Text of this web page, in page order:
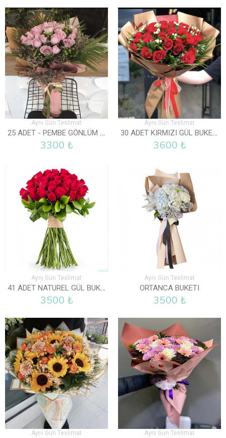
Aynı Gün Teslimat
25 ADET - PEMBE GÖNLÜM SENDE
3300 ₺
Aynı Gün Teslimat
30 ADET KIRMIZI GÜL BUKETI
3600 ₺
Aynı Gün Teslimat
41 ADET NATUREL GÜL BUKETI
3500 ₺
Aynı Gün Teslimat
ORTANCA BUKETI
3500 ₺
Aynı Gün Teslimat Aynı Gün Teslimat